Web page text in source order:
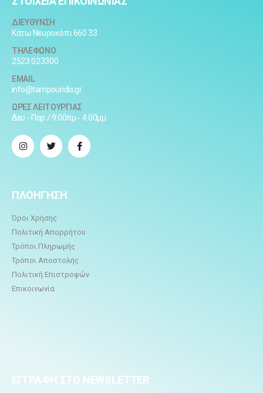
ΔΙΕΥΘΥΝΣΗ
Κάτω Νευροκόπι 660 33
ΤΗΛΕΦΩΝΟ
2523 023300
EMAIL
info@tampouridis.gr
ΩΡΕΣ ΛΕΙΤΟΥΡΓΙΑΣ
Δευ - Παρ / 9:00πμ - 4:00μμ
ΠΛΟΗΓΗΣΗ
Όροι Χρήσης
Πολιτική Απορρήτου
Τρόποι Πληρωμής
Τρόποι Αποστολής
Πολιτική Επιστροφών
Επικοινωνία
ΕΓΓΡΑΦΗ ΣΤΟ NEWSLETTER